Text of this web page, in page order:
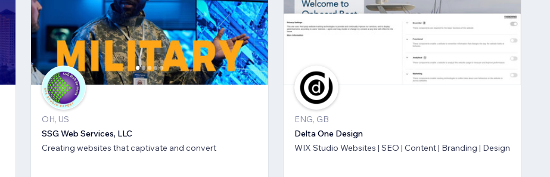
OH, US
SSG Web Services, LLC
Creating websites that captivate and convert
ENG, GB
Delta One Design
WIX Studio Websites | SEO | Content | Branding | Design